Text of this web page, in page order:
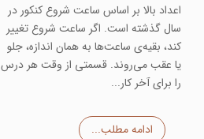
اعداد بالا بر اساس ساعت شروع کنکور در
سال گذشته است. اگر ساعت شروع تغییر
کند، بقیه‌ی ساعت‌ها به همان اندازه، جلو
یا عقب می‌روند. قسمتی از وقت هر درس
را برای آخر کار...
ادامه مطلب...